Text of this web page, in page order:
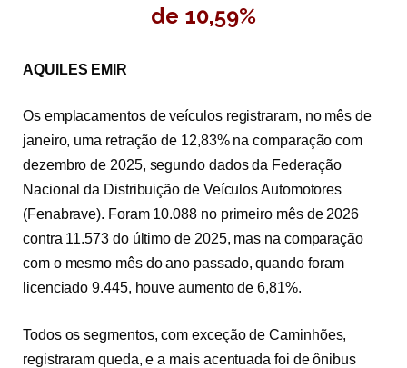
de 10,59%
AQUILES EMIR
Os emplacamentos de veículos registraram, no mês de
janeiro, uma retração de 12,83% na comparação com
dezembro de 2025, segundo dados da Federação
Nacional da Distribuição de Veículos Automotores
(Fenabrave). Foram 10.088 no primeiro mês de 2026
contra 11.573 do último de 2025, mas na comparação
com o mesmo mês do ano passado, quando foram
licenciado 9.445, houve aumento de 6,81%.
Todos os segmentos, com exceção de Caminhões,
registraram queda, e a mais acentuada foi de ônibus